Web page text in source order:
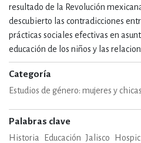
resultado de la Revolución
descubierto las contradicciones
prácticas sociales efectivas en
educación de los niños y las
Categoría
Estudios de género: mujeres y chicas
Palabras clave
Historia Educación Jalisco